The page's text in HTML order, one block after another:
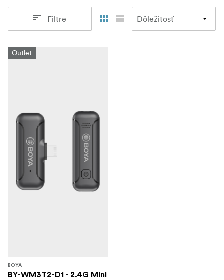
Filtre
Outlet
BOYA
BY-WM3T2-D1 - 2.4G Mini